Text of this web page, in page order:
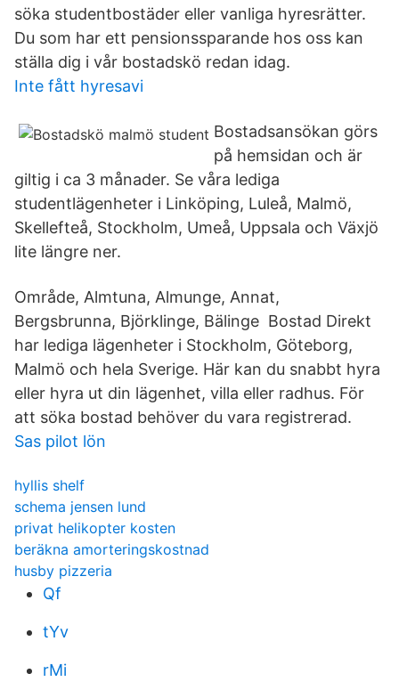
söka studentbostäder eller vanliga hyresrätter.
Du som har ett pensionssparande hos oss kan
ställa dig i vår bostadskö redan idag.
Inte fått hyresavi
Bostadsansökan görs
på hemsidan och är
giltig i ca 3 månader. Se våra lediga
studentlägenheter i Linköping, Luleå, Malmö,
Skellefteå, Stockholm, Umeå, Uppsala och Växjö
lite längre ner.
Område, Almtuna, Almunge, Annat,
Bergsbrunna, Björklinge, Bälinge Bostad Direkt
har lediga lägenheter i Stockholm, Göteborg,
Malmö och hela Sverige. Här kan du snabbt hyra
eller hyra ut din lägenhet, villa eller radhus. För
att söka bostad behöver du vara registrerad.
Sas pilot lön
hyllis shelf
schema jensen lund
privat helikopter kosten
beräkna amorteringskostnad
husby pizzeria
Qf
tYv
rMi